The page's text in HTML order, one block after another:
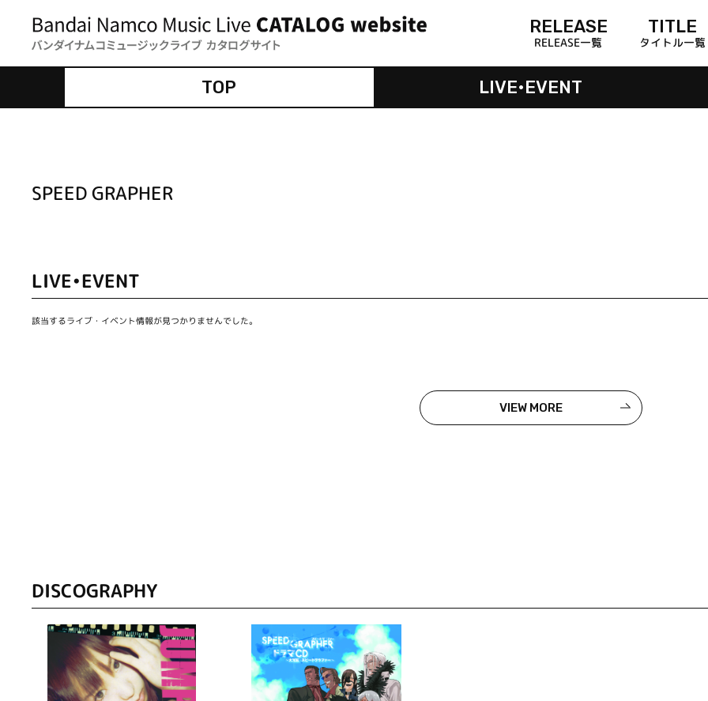
RELEASE
RELEASE一覧
TITLE
タイトル一覧
TOP LIVE•EVENT
SPEED GRAPHER
LIVE•EVENT
該当するライブ・イベント情報が見つかりませんでした。
VIEW MORE
DISCOGRAPHY